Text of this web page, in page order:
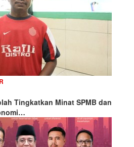
Tingkatkan Minat SPMB dan